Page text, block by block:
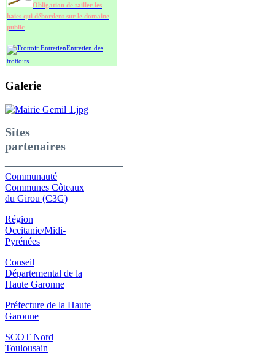
Obligation de tailler les
haies qui débordent sur le domaine
public
Entretien des
trottoirs
Galerie
Sites
partenaires
Communauté
Communes Côteaux
du Girou (C3G)
Région
Occitanie/Midi-
Pyrénées
Conseil
Départemental de la
Haute Garonne
Préfecture de la Haute
Garonne
SCOT Nord
Toulousain